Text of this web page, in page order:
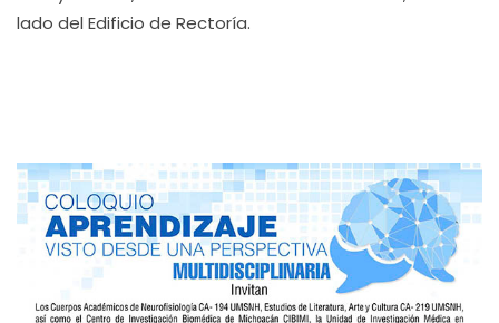
lado del Edificio de Rectoría.